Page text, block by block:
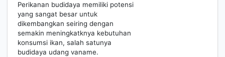
Perikanan budidaya memiliki potensi
yang sangat besar untuk
dikembangkan seiring dengan
semakin meningkatknya kebutuhan
konsumsi ikan, salah satunya
budidaya udang vaname.